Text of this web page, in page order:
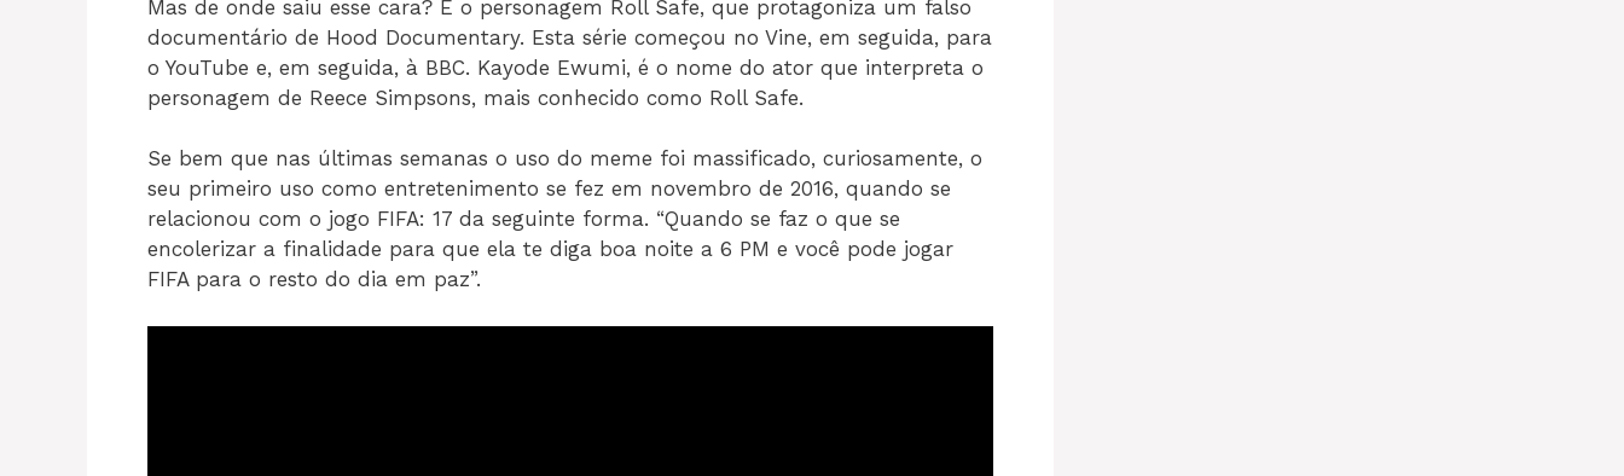
Mas de onde saiu esse cara? É o personagem Roll Safe, que protagoniza um falso
documentário de Hood Documentary. Esta série começou no Vine, em seguida, para
o YouTube e, em seguida, à BBC. Kayode Ewumi, é o nome do ator que interpreta o
personagem de Reece Simpsons, mais conhecido como Roll Safe.
Se bem que nas últimas semanas o uso do meme foi massificado, curiosamente, o
seu primeiro uso como entretenimento se fez em novembro de 2016, quando se
relacionou com o jogo FIFA: 17 da seguinte forma. “Quando se faz o que se
encolerizar a finalidade para que ela te diga boa noite a 6 PM e você pode jogar
FIFA para o resto do dia em paz”.